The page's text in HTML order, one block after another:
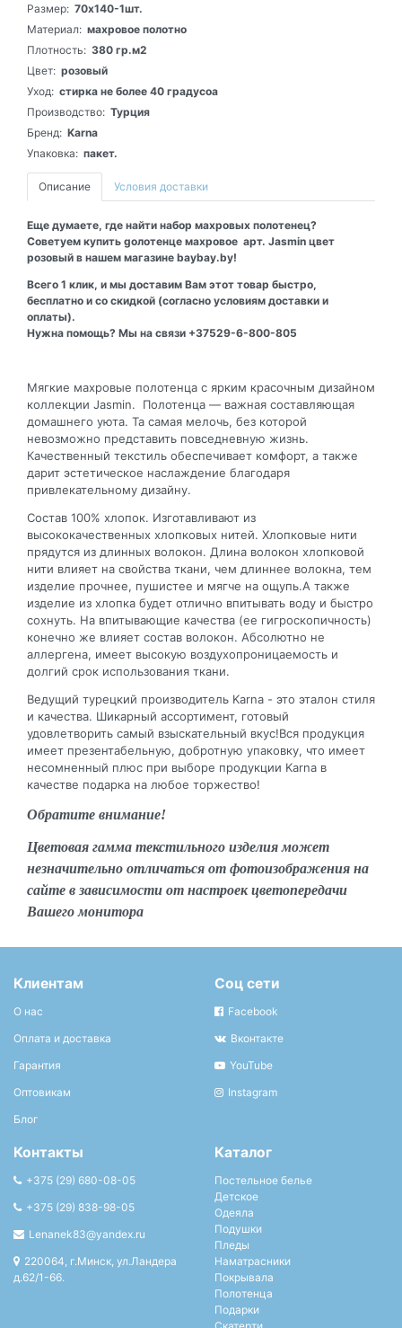
Размер: 70х140-1шт.
Материал: махровое полотно
Плотность: 380 гр.м2
Цвет: розовый
Уход: стирка не более 40 градусоа
Производство: Турция
Бренд: Karna
Упаковка: пакет.
Описание Условия доставки
Еще думаете, где найти набор махровых полотенец?
Советуем купить gолотенце махровое арт. Jasmin цвет
розовый в нашем магазине baybay.by!
Всего 1 клик, и мы доставим Вам этот товар быстро,
бесплатно и со скидкой (согласно условиям доставки и
оплаты).
Нужна помощь? Мы на связи +37529-6-800-805
Мягкие махровые полотенца с ярким красочным дизайном
коллекции Jasmin. Полотенца — важная составляющая
домашнего уюта. Та самая мелочь, без которой
невозможно представить повседневную жизнь.
Качественный текстиль обеспечивает комфорт, а также
дарит эстетическое наслаждение благодаря
привлекательному дизайну.
Состав 100% хлопок. Изготавливают из
высококачественных хлопковых нитей. Хлопковые нити
прядутся из длинных волокон. Длина волокон хлопковой
нити влияет на свойства ткани, чем длиннее волокна, тем
изделие прочнее, пушистее и мягче на ощупь.А также
изделие из хлопка будет отлично впитывать воду и быстро
сохнуть. На впитывающие качества (ее гигроскопичность)
конечно же влияет состав волокон. Абсолютно не
аллергена, имеет высокую воздухопроницаемость и
долгий срок использования ткани.
Ведущий турецкий производитель Karna - это эталон стиля
и качества. Шикарный ассортимент, готовый
удовлетворить самый взыскательный вкус!Вся продукция
имеет презентабельную, добротную упаковку, что имеет
несомненный плюс при выборе продукции Karna в
качестве подарка на любое торжество!
Обратите внимание!
Цветовая гамма текстильного изделия может
незначительно отличаться от фотоизображения на
сайте в зависимости от настроек цветопередачи
Вашего монитора
Клиентам
О нас
Оплата и доставка
Гарантия
Оптовикам
Блог
Соц сети
Facebook
Вконтакте
YouTube
Instagram
Контакты
+375 (29) 680-08-05
+375 (29) 838-98-05
Lenanek83@yandex.ru
220064, г.Минск, ул.Ландера
д.62/1-66.
Каталог
Постельное белье
Детское
Одеяла
Подушки
Пледы
Наматрасники
Покрывала
Полотенца
Подарки